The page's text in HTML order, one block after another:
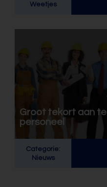
Weetjes
Groot tekort aan
personeel
Categorie:
Nieuws